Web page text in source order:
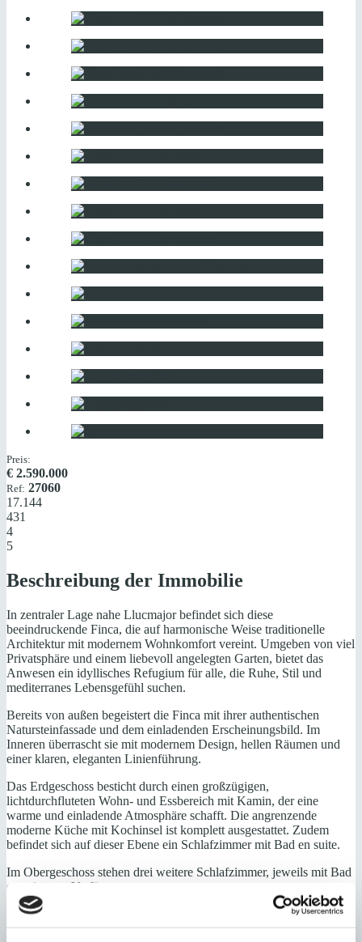
Preis:
€ 2.590.000
Ref: 27060
17.144
431
4
5
Beschreibung der Immobilie
In zentraler Lage nahe Llucmajor befindet sich diese
beeindruckende Finca, die auf harmonische Weise traditionelle
Architektur mit modernem Wohnkomfort vereint. Umgeben von viel
Privatsphäre und einem liebevoll angelegten Garten, bietet das
Anwesen ein idyllisches Refugium für alle, die Ruhe, Stil und
mediterranes Lebensgefühl suchen.
Bereits von außen begeistert die Finca mit ihrer authentischen
Natursteinfassade und dem einladenden Erscheinungsbild. Im
Inneren überrascht sie mit modernem Design, hellen Räumen und
einer klaren, eleganten Linienführung.
Das Erdgeschoss besticht durch einen großzügigen,
lichtdurchfluteten Wohn- und Essbereich mit Kamin, der eine
warme und einladende Atmosphäre schafft. Die angrenzende
moderne Küche mit Kochinsel ist komplett ausgestattet. Zudem
befindet sich auf dieser Ebene ein Schlafzimmer mit Bad en suite.
Im Obergeschoss stehen drei weitere Schlafzimmer, jeweils mit Bad
en suite, zur Verfügung.
Der Außenbereich ist ein echtes Highlight. Der mediterran angelegte
Garten mit schön bepflanzten Flächen, der Pool mit großzügiger